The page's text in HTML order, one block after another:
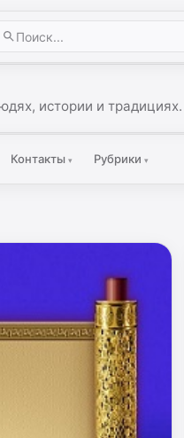
истории и традициях.
Контакты ▾ Рубрики ▾